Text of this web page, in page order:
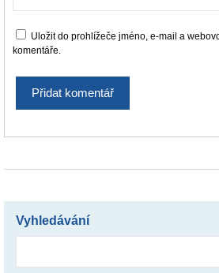
Uložit do prohlížeče jméno, e-mail a
komentáře.
Vyhledávání